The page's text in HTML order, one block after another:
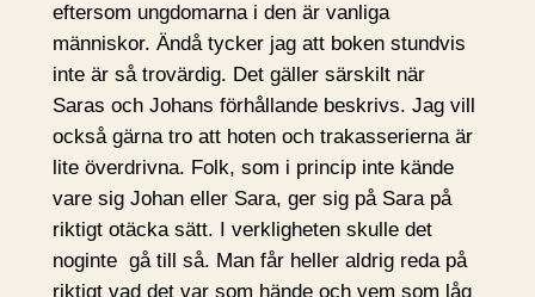
eftersom ungdomarna i den är vanliga
människor. Ändå tycker jag att boken stundvis
inte är så trovärdig. Det gäller särskilt när
Saras och Johans förhållande beskrivs. Jag vill
också gärna tro att hoten och trakasserierna är
lite överdrivna. Folk, som i princip inte kände
vare sig Johan eller Sara, ger sig på Sara på
riktigt otäcka sätt. I verkligheten skulle det
noginte gå till så. Man får heller aldrig reda på
riktigt vad det var som hände och vem som låg